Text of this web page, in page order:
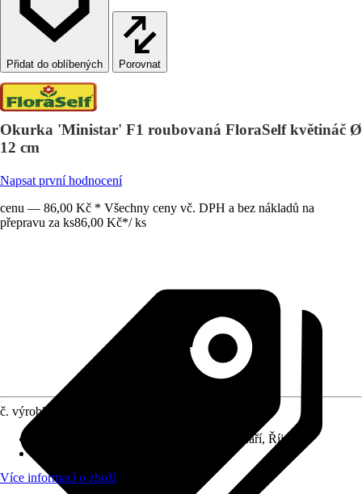
Porovnat
Okurka 'Ministar' F1 roubovaná FloraSelf květináč Ø
12 cm
Napsat první hodnocení
cenu — 86,00 Kč * Všechny ceny vč. DPH a bez nákladů na
přepravu za ks86,00 Kč*/ ks
č. výrobku
Červen, Červenec, Srpen, Září, Říjen
Více informací o zboží